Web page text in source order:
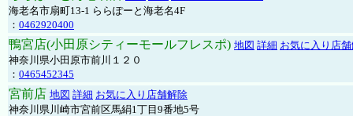
海老名市扇町13-1 ららぽーと海老名4F
： 0462920400
鴨宮店(小田原シティーモールフレスポ) 地図 詳細 お気に入り店
神奈川県小田原市前川１２０
： 0465452345
宮前店 地図 詳細 お気に入り店舗解除
神奈川県川崎市宮前区馬絹1丁目9番地5号